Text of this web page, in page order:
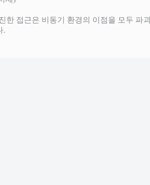
한 접근은 비동기 환경의 이점을 모두 파
.